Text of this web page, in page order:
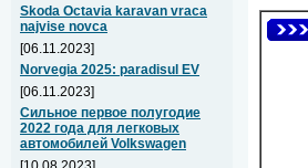
Skoda Octavia karavan vraca
najvise novca
[06.11.2023]
Norvegia 2025: paradisul EV
[06.11.2023]
Сильное первое полугодие
2022 года для легковых
автомобилей Volkswagen